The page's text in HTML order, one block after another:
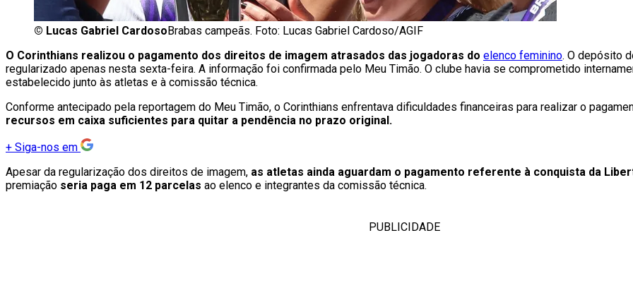
© Lucas Gabriel Cardoso Brabas campeãs. Foto: Lucas Gabriel Cardoso/AGIF
O Corinthians realizou o pagamento dos direitos de imagem atrasados das jogadoras do elenco feminino. O depósito
regularizado apenas nesta sexta-feira. A informação foi confirmada pelo Meu Timão. O clube havia se comprometido
estabelecido junto às atletas e à comissão técnica.
Conforme antecipado pela reportagem do Meu Timão, o Corinthians enfrentava dificuldades financeiras para realizar o
recursos em caixa suficientes para quitar a pendência no prazo original.
+ Siga-nos em
Apesar da regularização dos direitos de imagem, as atletas ainda aguardam o pagamento referente à conquista da
premiação seria paga em 12 parcelas ao elenco e integrantes da comissão técnica.
PUBLICIDADE